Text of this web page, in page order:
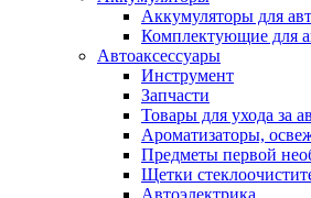
Аккумуляторы для
Комплектующие для
Автоаксессуары
Инструмент
Запчасти
Товары для ухода за
Ароматизаторы,
Предметы первой
Щетки
Автоэлектрика